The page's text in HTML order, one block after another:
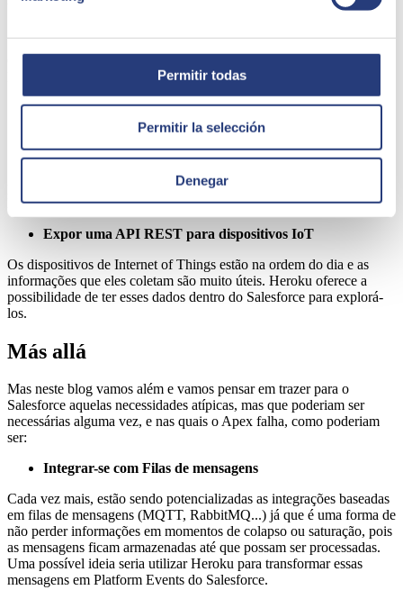
Permitir todas
Permitir la selección
Denegar
RESTful que se encaixa perfeitamente com as integrações Heroku-
Salesforce.
Incorporar em Salesforce um aplicativo web ou interface
possível carregar a aplicação em um canvas através de um iframe. O
Heroku garante um protocolo de comunicação seguro.
Expor uma API REST para dispositivos IoT
Os dispositivos de Internet of Things estão na ordem do dia e as
informações que eles coletam são muito úteis. Heroku oferece a
possibilidade de ter esses dados dentro do Salesforce para explorá-
los.
Más allá
Mas neste blog vamos além e vamos pensar em trazer para o
Salesforce aquelas necessidades atípicas, mas que poderiam ser
necessárias alguma vez, e nas quais o Apex falha, como poderiam
ser:
Integrar-se com Filas de mensagens
Cada vez mais, estão sendo potencializadas as integrações baseadas
em filas de mensagens (MQTT, RabbitMQ...) já que é uma forma de
não perder informações em momentos de colapso ou saturação, pois
as mensagens ficam armazenadas até que possam ser processadas.
Uma possível ideia seria utilizar Heroku para transformar essas
mensagens em Platform Events do Salesforce.